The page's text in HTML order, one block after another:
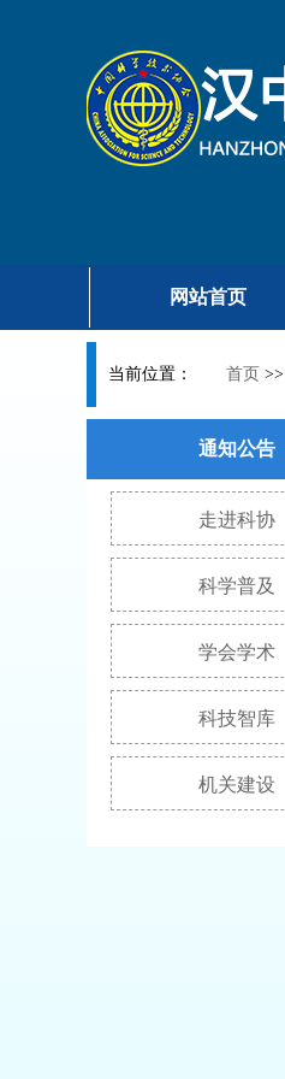
网站首页
当前位置： 首页 >>
通知公告
走进科协
科学普及
学会学术
科技智库
机关建设